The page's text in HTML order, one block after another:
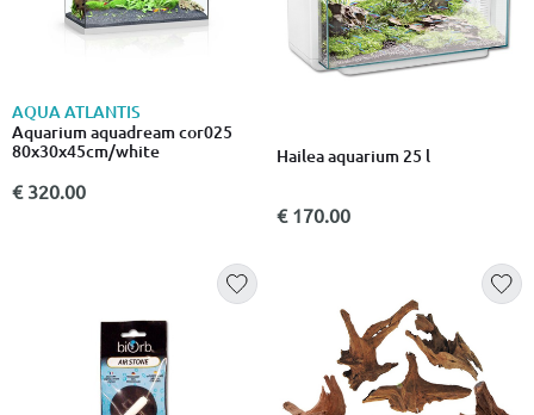
AQUA ATLANTIS
Aquarium aquadream cor025
80x30x45cm/white
€ 320.00
Hailea aquarium 25 l
€ 170.00